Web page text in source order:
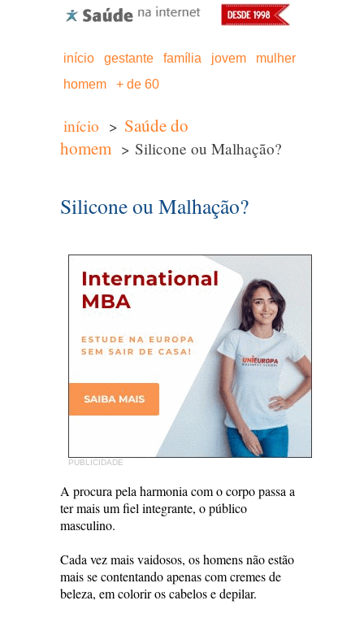
início gestante família jovem
mulher
homem
+ de 60
início > Saúde do
homem > Silicone ou Malhação?
Silicone ou Malhação?
PUBLICIDADE
A procura pela harmonia com o corpo passa a
ter mais um fiel integrante, o público
masculino.
Cada vez mais vaidosos, os homens não estão
mais se contentando apenas com cremes de
beleza, em colorir os cabelos e depilar.